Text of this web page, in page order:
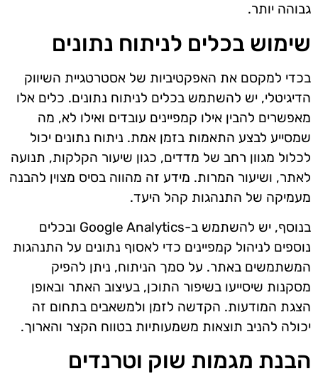
גבוהה יותר.
שימוש בכלים לניתוח נתונים
בכדי למקסם את האפקטיביות של אסטרטגיית השיווק
הדיגיטלי, יש להשתמש בכלים לניתוח נתונים. כלים אלו
מאפשרים להבין אילו קמפיינים עובדים ואילו לא, מה
שמסייע לבצע התאמות בזמן אמת. ניתוח נתונים יכול
לכלול מגוון רחב של מדדים, כגון שיעור הקלקות, תנועה
לאתר, ושיעור המרות. מידע זה מהווה בסיס מצוין להבנה
מעמיקה של התנהגות קהל היעד.
בנוסף, יש להשתמש ב-Google Analytics ובכלים
נוספים לניהול קמפיינים כדי לאסוף נתונים על התנהגות
המשתמשים באתר. על סמך הניתוח, ניתן להפיק
מסקנות שיסייעו בשיפור התוכן, בעיצוב האתר ובאופן
הצגת המודעות. הקדשה לזמן ולמשאבים בתחום זה
יכולה להניב תוצאות משמעותיות בטווח הקצר והארוך.
הבנת מגמות שוק וטרנדים